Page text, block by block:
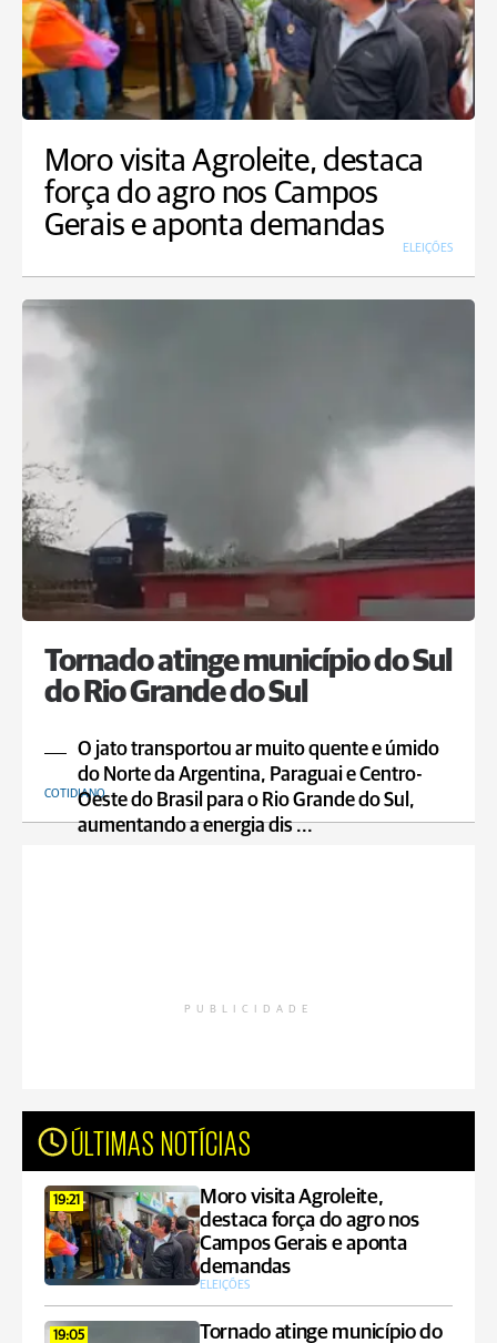
Moro visita Agroleite, destaca
força do agro nos Campos
Gerais e aponta demandas
ELEIÇÕES
Tornado atinge município do Sul
do Rio Grande do Sul
O jato transportou ar muito quente e úmido
do Norte da Argentina, Paraguai e Centro-
Oeste do Brasil para o Rio Grande do Sul,
aumentando a energia dis ...
COTIDIANO
PUBLICIDADE
ÚLTIMAS NOTÍCIAS
19:21
Moro visita Agroleite,
destaca força do agro nos
Campos Gerais e aponta
demandas
ELEIÇÕES
19:05 Tornado atinge município do